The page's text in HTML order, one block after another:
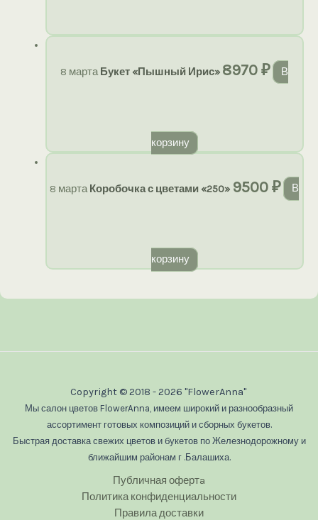
8 марта Букет «Пышный Ирис» 8970₽ В
корзину
8 марта Коробочка с цветами «250» 9500₽ В
корзину
Copyright © 2018 - 2026 "FlowerAnna"
Мы салон цветов FlowerAnna, имеем широкий и разнообразный
ассортимент готовых композиций и сборных букетов.
Быстрая доставка свежих цветов и букетов по Железнодорожному и
ближайшим районам г .Балашиха.
Публичная офертa
Политика конфиденциальности
Правила доставки